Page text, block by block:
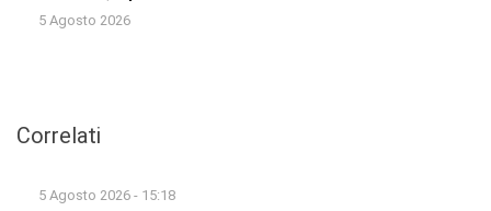
5 Agosto 2026
Correlati
5 Agosto 2026 - 15:18